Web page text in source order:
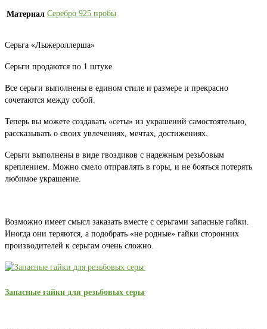
Материал Серебро 925 пробы
Серьга «Лыжероллерша»
Серьги продаются по 1 штуке.
Все серьги выполнены в едином стиле и размере и прекрасно
сочетаются между собой.
Теперь вы можете создавать «сеты» из украшений самостоятельно,
рассказывать о своих увлечениях, мечтах, достижениях.
Серьги выполнены в виде гвоздиков с надежным резьбовым
креплением. Можно смело отправлять в горы, и не бояться потерять
любимое украшение.
Возможно имеет смысл заказать вместе с серьгами запасные гайки.
Иногда они теряются, а подобрать «не родные» гайки сторонних
производителей к серьгам очень сложно.
Запасные гайки для резьбовых серьг